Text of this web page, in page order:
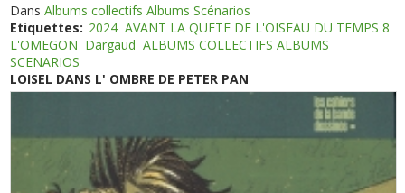
DansAlbums collectifs Albums Scénarios
Etiquettes: 2024 AVANT LA QUETE DE L'OISEAU DU TEMPS 8
L'OMEGON Dargaud ALBUMS COLLECTIFS ALBUMS
SCENARIOS
LOISEL DANS L' OMBRE DE PETER PAN